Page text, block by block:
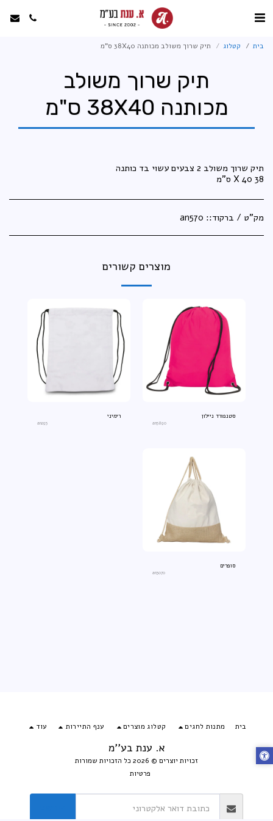
בית קטלוג תיק שרוך משולב מכותנה 38X40 ס"מ
תיק שרוך משולב
מכותנה 38X40 ס"מ
38 X 40 ס”מ
מק"ט / ברקוד:: an570
מוצרים קשורים
סטנפורד ניילון
an5890
רימיני
an295
סופרים
an3070
א. ענת בע''מ
זכויות יוצרים © 2026 כל הזכויות שמורות
פרטיות
בית מתנות לחגים קטלוג מוצרים ענף התיירות עוד